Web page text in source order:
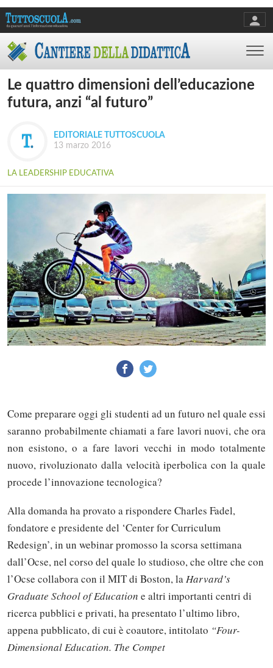
Le quattro dimensioni dell’educazione
futura, anzi “al futuro”
EDITORIALE TUTTOSCUOLA
13 marzo 2016
LA LEADERSHIP EDUCATIVA
Come preparare oggi gli studenti ad un futuro nel quale essi
saranno probabilmente chiamati a fare lavori nuovi, che ora
non esistono, o a fare lavori vecchi in modo totalmente
nuovo, rivoluzionato dalla velocità iperbolica con la quale
procede l’innovazione tecnologica?
Alla domanda ha provato a rispondere Charles Fadel,
fondatore e presidente del ‘Center for Curriculum
Redesign’, in un webinar promosso la scorsa settimana
dall’Ocse, nel corso del quale lo studioso, che oltre che con
l’Ocse collabora con il MIT di Boston, laHarvard’s
Graduate School of Education e altri importanti centri di
ricerca pubblici e privati, ha presentato l’ultimo libro,
appena pubblicato, di cui è coautore, intitolato “Four-
Dimensional Education. The Compet